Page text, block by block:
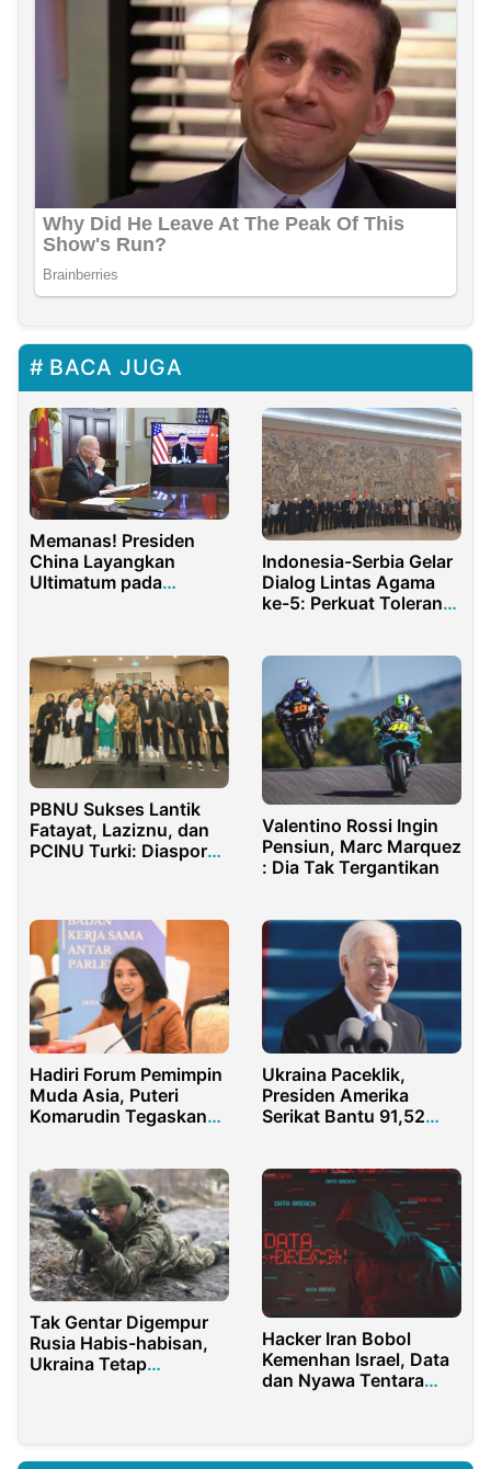
BACA JUGA
Memanas! Presiden
China Layangkan
Ultimatum pada
Indonesia-Serbia Gelar
Dialog Lintas Agama
ke-5: Perkuat Toleransi
PBNU Sukses Lantik
Fatayat, Laziznu, dan
PCINU Turki: Diaspora
Valentino Rossi Ingin
Pensiun, Marc Marquez
: Dia Tak Tergantikan
Hadiri Forum Pemimpin
Muda Asia, Puteri
Komarudin Tegaskan
Ukraina Paceklik,
Presiden Amerika
Serikat Bantu 91,52
Tak Gentar Digempur
Rusia Habis-habisan,
Ukraina Tetap
Hacker Iran Bobol
Kemenhan Israel, Data
dan Nyawa Tentara